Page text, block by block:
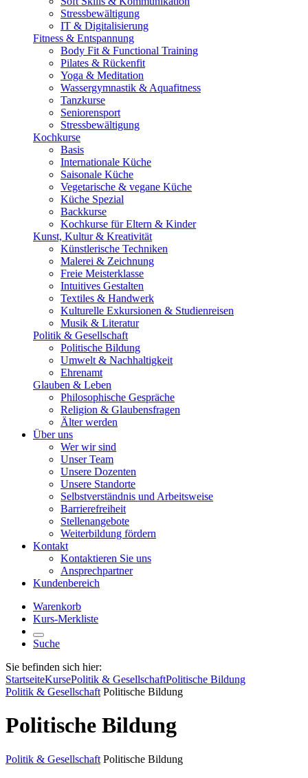
Stressbewältigung
IT & Digitalisierung
Fitness & Entspannung
Body Fit & Functional Training
Pilates & Rückenfit
Yoga & Meditation
Wassergymnastik & Aquafitness
Tanzkurse
Seniorensport
Stressbewältigung
Kochkurse
Basis
Internationale Küche
Saisonale Küche
Vegetarische & vegane Küche
Küche Spezial
Backkurse
Kochkurse für Eltern & Kinder
Kunst, Kultur & Kreativität
Künstlerische Techniken
Malerei & Zeichnung
Freie Meisterklasse
Intuitives Gestalten
Textiles & Handwerk
Kulturelle Exkursionen & Studienreisen
Musik & Literatur
Politik & Gesellschaft
Politische Bildung
Umwelt & Nachhaltigkeit
Ehrenamt
Glauben & Leben
Philosophische Gespräche
Religion & Glaubensfragen
Älter werden
Über uns
Wer wir sind
Unser Team
Unsere Dozenten
Unsere Standorte
Selbstverständnis und Arbeitsweise
Barrierefreiheit
Stellenangebote
Weiterbildung fördern
Kontakt
Kontaktieren Sie uns
Ansprechpartner
Kundenbereich
Warenkorb
Kurs-Merkliste
Suche
Sie befinden sich hier:
StartseiteKursePolitik & GesellschaftPolitische Bildung
Politik & Gesellschaft Politische Bildung
Politische Bildung
Politik & Gesellschaft Politische Bildung